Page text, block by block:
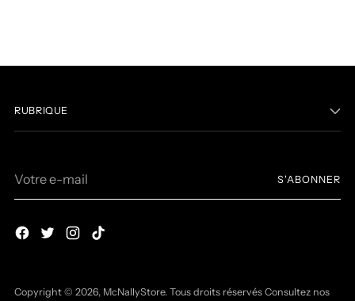
RUBRIQUE
e-
S'ABONNER
Copyright © 2026, McNallyStore. Tous droits réservés Consultez nos